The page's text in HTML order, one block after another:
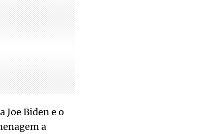
Joe Biden e o
a